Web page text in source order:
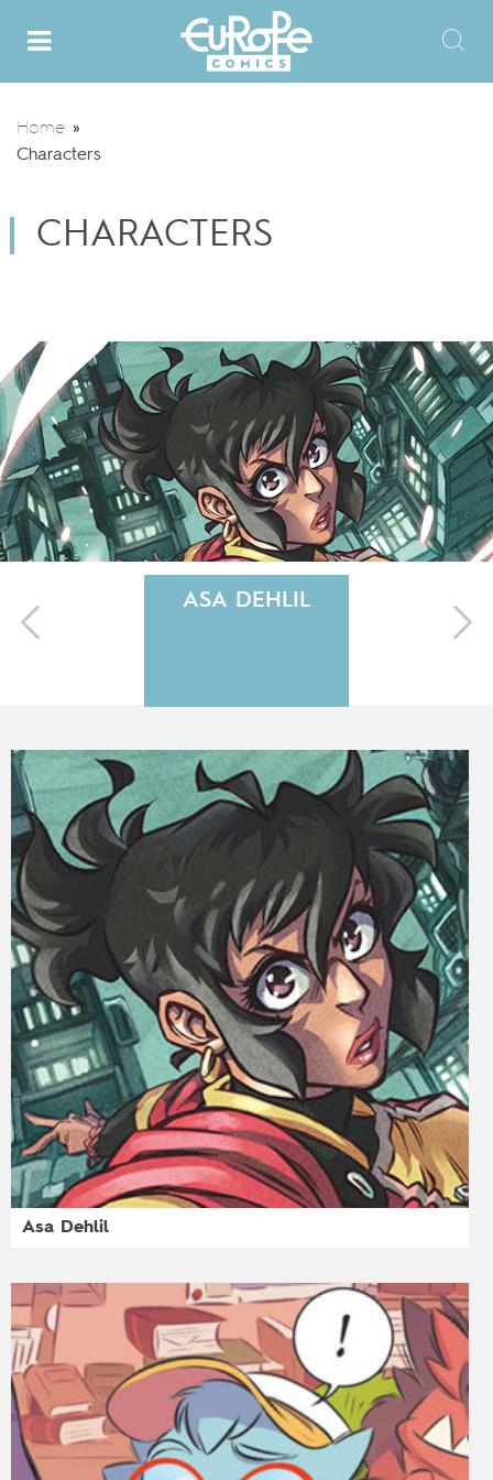
Home »
Characters
CHARACTERS
ASA DEHLIL
Asa Dehlil